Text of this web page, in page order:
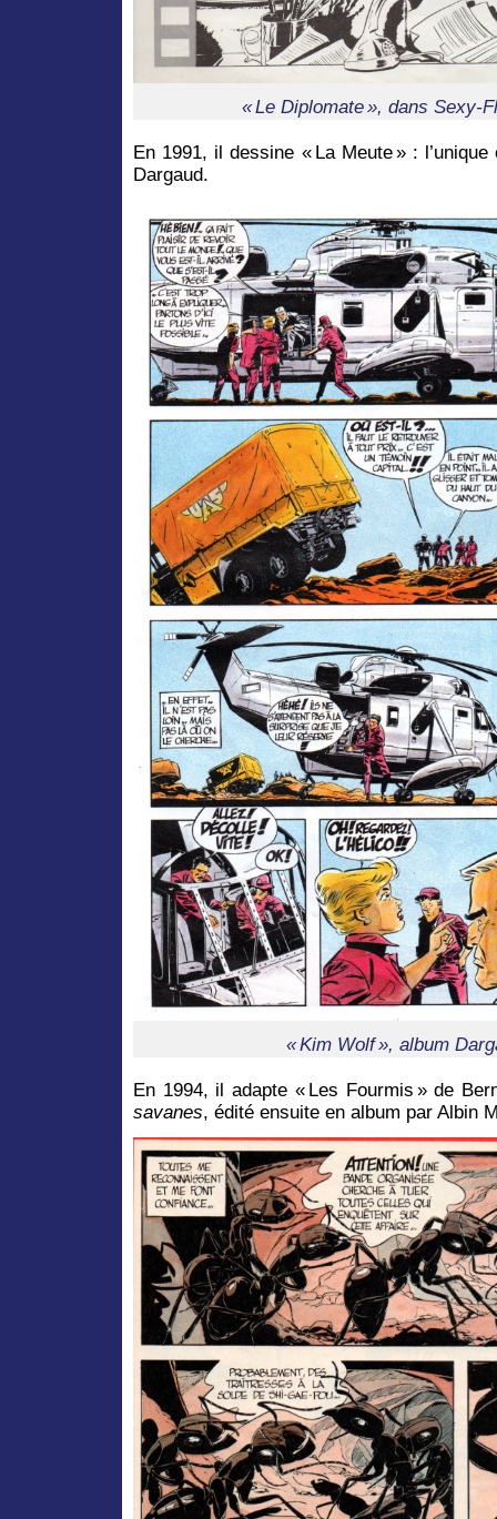
« Le Diplomate », dans Sexy-
En 1991, il dessine « La Meute » :
Dargaud.
« Kim Wolf », album
En 1994, il adapte « Les Fourmis » de
savanes, édité ensuite en album par Albin